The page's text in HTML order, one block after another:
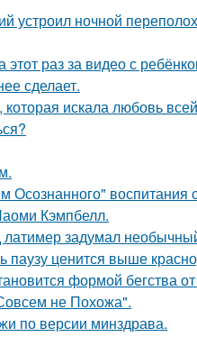
устроил ночной
раз за видео с
сделает.
искала любовь
воспитания
Кэмпбелл.
задумал
ценится выше
формой бегства
не Похожа".
по версии минздрава.